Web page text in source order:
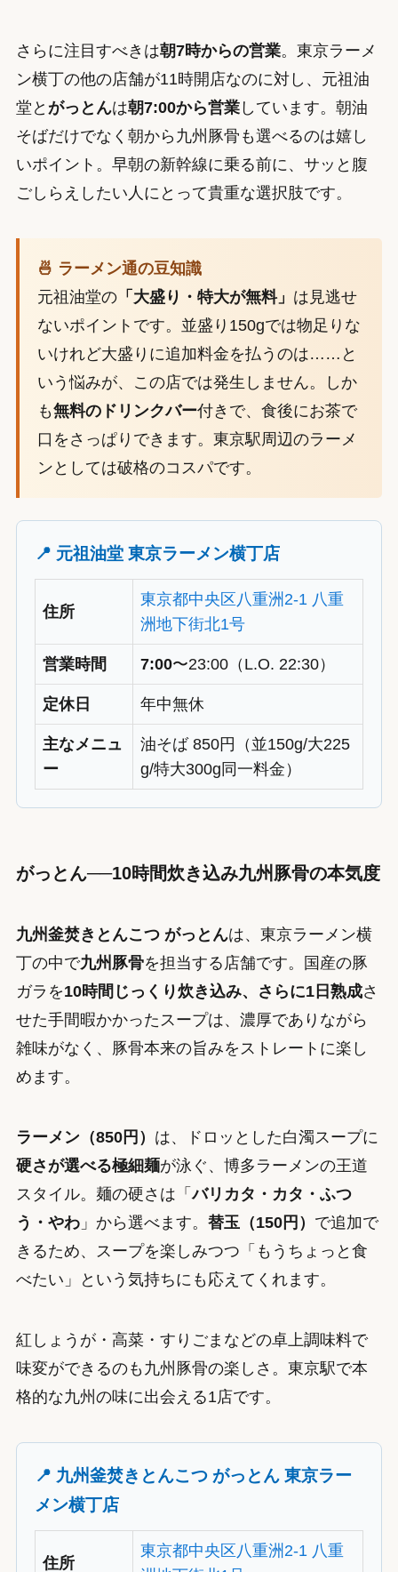
さらに注目すべきは朝7時からの営業。東京ラーメ
ン横丁の他の店舗が11時開店なのに対し、元祖油
堂と がっとんは朝7:00から営業しています。朝油
そばだけでなく朝から九州豚骨も選べるのは嬉し
いポイント。早朝の新幹線に乗る前に、サッと腹
ごしらえしたい人にとって貴重な選択肢です。
🍜 ラーメン通の豆知識
元祖油堂の「大盛り・特大が無料」 は見逃せ
ないポイントです。並盛り150gでは物足りな
いけれど大盛りに追加料金を払うのは……と
いう悩みが、この店では発生しません。しか
も無料のドリンクバー付きで、食後にお茶で
口をさっぱりできます。東京駅周辺のラーメ
ンとしては破格のコスパです。
📍 元祖油堂 東京ラーメン横丁店
住所
東京都中央区八重洲2-1 八重
洲地下街北1号
営業時間 7:00〜23:00（L.O. 22:30）
定休日 年中無休
主なメニュ
ー
油そば 850円（並150g/大225
g/特大300g同一料金）
がっとん──10時間炊き込み九州豚骨の本気度
九州釜焚きとんこつ がっとんは、東京ラーメン横
丁の中で九州豚骨を担当する店舗です。国産の豚
ガラを10時間じっくり炊き込み、さらに1日熟成さ
せた手間暇かかったスープは、濃厚でありながら
雑味がなく、豚骨本来の旨みをストレートに楽し
めます。
ラーメン（850円） は、ドロッとした白濁スープに
硬さが選べる極細麺が泳ぐ、博多ラーメンの王道
スタイル。麺の硬さは「バリカタ・カタ・ふつ
う・やわ」から選べます。 替玉（150円） で追加で
きるため、スープを楽しみつつ「もうちょっと食
べたい」という気持ちにも応えてくれます。
紅しょうが・高菜・すりごまなどの卓上調味料で
味変ができるのも九州豚骨の楽しさ。東京駅で本
格的な九州の味に出会える1店です。
📍 九州釜焚きとんこつ がっとん 東京ラー
メン横丁店
住所
東京都中央区八重洲2-1 八重